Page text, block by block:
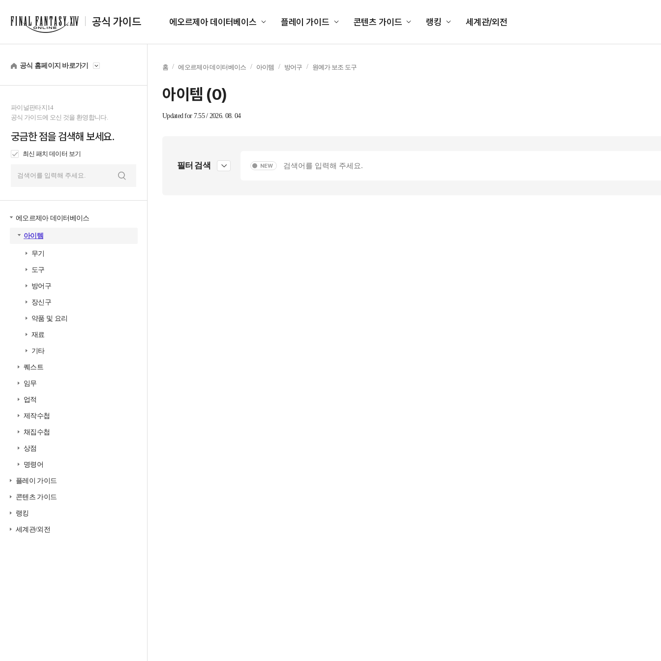
공식 가이드 에오르제아 데이터베이스 플레이 가이드 콘텐츠 가이드 랭킹 세계관/외전
공식 홈페이지 바로가기
파이널판타지14
공식 가이드에 오신 것을 환영합니다.
궁금한 점을 검색해 보세요.
최신 패치 데이터 보기
에오르제아 데이터베이스
아이템
무기
도구
방어구
장신구
약품 및 요리
재료
기타
퀘스트
임무
업적
제작수첩
채집수첩
상점
명령어
플레이 가이드
콘텐츠 가이드
랭킹
세계관/외전
홈 에오르제아 데이터베이스 아이템 방어구 원예가 보조 도구
아이템 (0)
Updated for 7.55 / 2026. 08. 04
필터 검색 NEW